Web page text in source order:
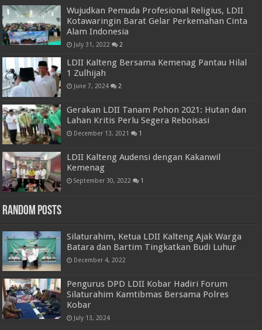
Wujudkan Pemuda Profesional Religius, LDII
Kotawaringin Barat Gelar Perkemahan Cinta
Alam Indonesia
July 31, 2022 2
LDII Kalteng Bersama Kemenag Pantau Hilal
1 Zulhijah
June 7, 2024 2
Gerakan LDII Tanam Pohon 2021: Hutan dan
Lahan Kritis Perlu Segera Reboisasi
December 13, 2021 1
LDII Kalteng Audensi dengan Kakanwil
Kemenag
September 30, 2022 1
Random Posts
Silaturahim, Ketua LDII Kalteng Ajak Warga
Batara dan Bartim Tingkatkan Budi Luhur
December 4, 2022
Pengurus DPD LDII Kobar Hadiri Forum
Silaturahim Kamtibmas Bersama Polres
Kobar
July 13, 2024